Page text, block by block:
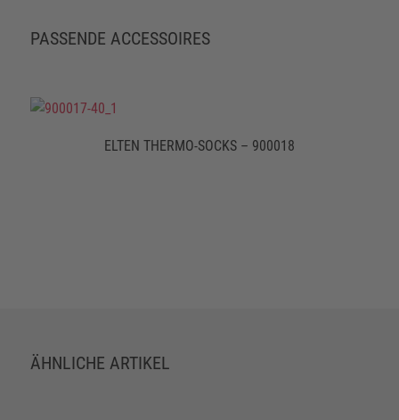
PASSENDE ACCESSOIRES
ELTEN THERMO-SOCKS – 900018
ÄHNLICHE ARTIKEL